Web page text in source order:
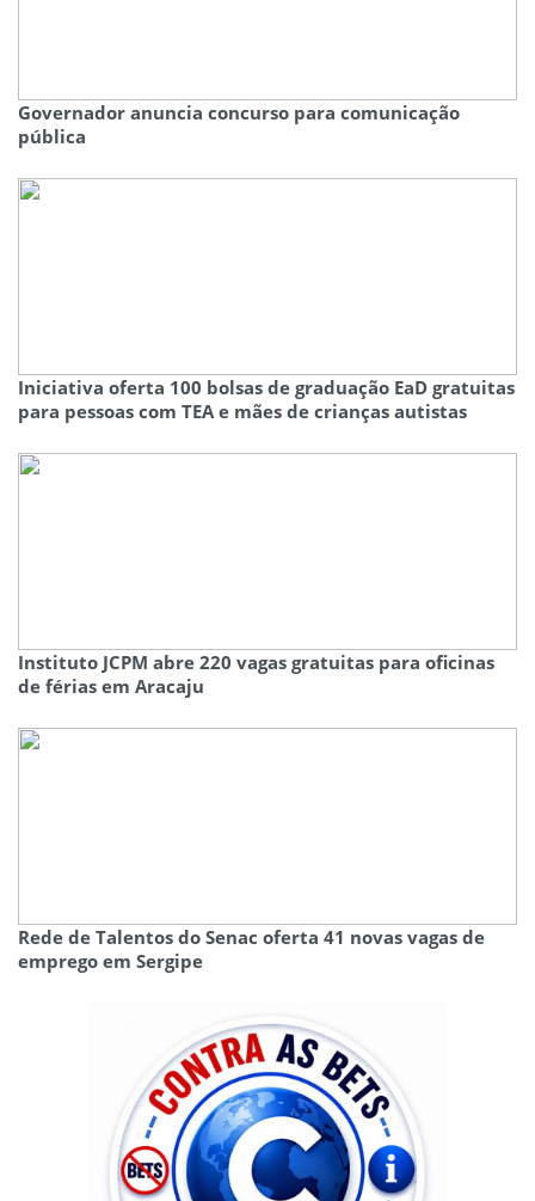
Governador anuncia concurso para comunicação
pública
Iniciativa oferta 100 bolsas de graduação EaD gratuitas
para pessoas com TEA e mães de crianças autistas
Instituto JCPM abre 220 vagas gratuitas para oficinas
de férias em Aracaju
Rede de Talentos do Senac oferta 41 novas vagas de
emprego em Sergipe